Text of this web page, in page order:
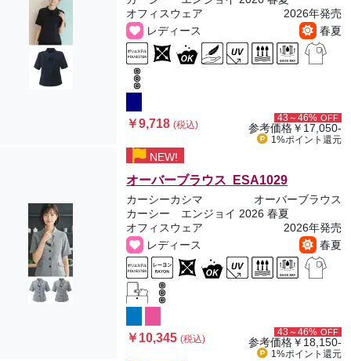
オフィスウェア
2026年発売
レディース
春夏
￥9,718(税込)
43～46% OFF
参考価格￥17,050-
1%ポイント 還元
NEW!
オーバーブラウス ESA1029
カーシーカシマ
オーバーブラウス
カーシー エンジョイ 2026 春夏
オフィスウェア
2026年発売
レディース
春夏
￥10,345(税込)
43～46% OFF
参考価格￥18,150-
1%ポイント 還元